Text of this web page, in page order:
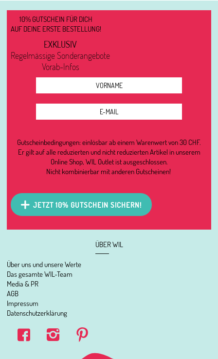
ÜBER WIL
Über uns und unsere Werte
Das gesamte WIL-Team
Media & PR
AGB
Impressum
Datenschutzerklärung
10% GUTSCHEIN FÜR DICH
AUF DEINE ERSTE BESTELLUNG!
EXKLUSIV
Regelmässige Sonderangebote
Vorab-Infos
Gutscheinbedingungen: einlösbar ab einem Warenwert von 30 CHF.
Er gilt auf alle reduzierten und nicht reduzierten Artikel in unserem
Online Shop, WIL Outlet ist ausgeschlossen.
Nicht kombinierbar mit anderen Gutscheinen!
JETZT 10% GUTSCHEIN SICHERN!